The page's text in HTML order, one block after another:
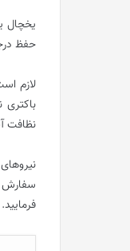
یخچال
حفظ
لازم
نظافت
سفارش
فرمایید.